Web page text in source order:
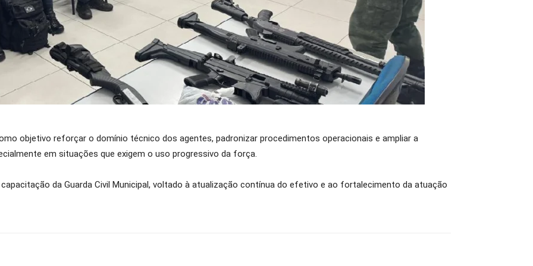
objetivo reforçar o domínio técnico dos agentes, padronizar procedimentos operacionais e ampliar a
em situações que exigem o uso progressivo da força.
da Guarda Civil Municipal, voltado à atualização contínua do efetivo e ao fortalecimento da atuação